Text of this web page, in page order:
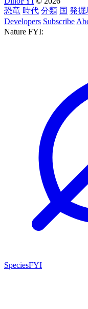
恐竜 時代 分類 国 発掘
Developers Subscribe
Nature FYI:
SpeciesFYI